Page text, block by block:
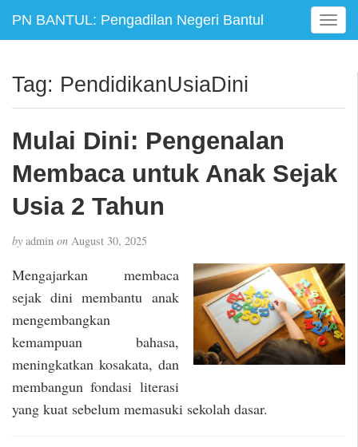
PN BANTUL: Pengadilan Negeri Bantul
T
o
e
v
i
o
n
Tag: PendidikanUsiaDini
Mulai Dini: Pengenalan
Membaca untuk Anak Sejak
Usia 2 Tahun
by admin on August 30, 2025
Mengajarkan membaca
sejak dini membantu anak
mengembangkan
kemampuan bahasa,
meningkatkan kosakata, dan
membangun fondasi literasi
yang kuat sebelum memasuki sekolah dasar.